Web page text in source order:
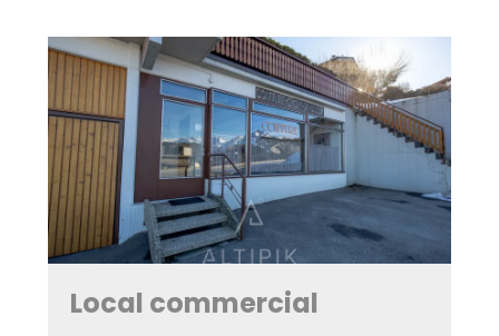
Local commercial